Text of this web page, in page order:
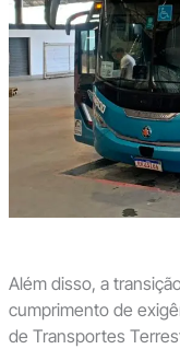
Além disso, a
cumprimento de
de Transportes